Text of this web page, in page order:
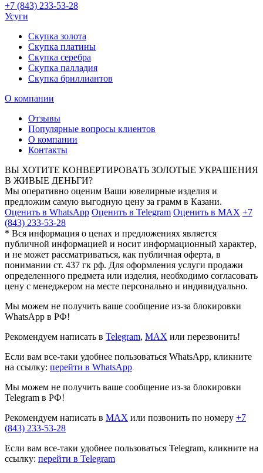
+7 (843) 233-53-28
Усуги
Скупка золота
Скупка платины
Скупка серебра
Скупка палладия
Скупка бриллиантов
О компании
Отзывы
Популярные вопросы клиентов
О компании
Контакты
ВЫ ХОТИТЕ КОНВЕРТИРОВАТЬ ЗОЛОТЫЕ УКРАШЕНИЯ
В ЖИВЫЕ ДЕНЬГИ?
Мы оперативно оценим Ваши ювелирные изделия и
предложим самую выгодную цену за грамм в Казани.
Оценить в WhatsApp Оценить в Telegram Оценить в MAX +7
(843) 233-53-28
* Вся информация о ценах и предложениях является
публичной информацией и носит информационный характер,
и не может рассматриваться, как публичная оферта, в
понимании ст. 437 гк рф. Для оформления услуги продажи
определенного предмета или изделия, необходимо согласовать
цену с менеджером на месте персонально и индивидуально.
Мы можем не получить ваше сообщение из-за блокировки
WhatsApp в РФ!
Рекомендуем написать в Telegram, MAX или перезвонить!
Если вам все-таки удобнее пользоваться WhatsApp, кликните
на ссылку: перейти в WhatsApp
Мы можем не получить ваше сообщение из-за блокировки
Telegram в РФ!
Рекомендуем написать в MAX или позвонить по номеру +7
(843) 233-53-28
Если вам все-таки удобнее пользоваться Telegram, кликните на
ссылку: перейти в Telegram